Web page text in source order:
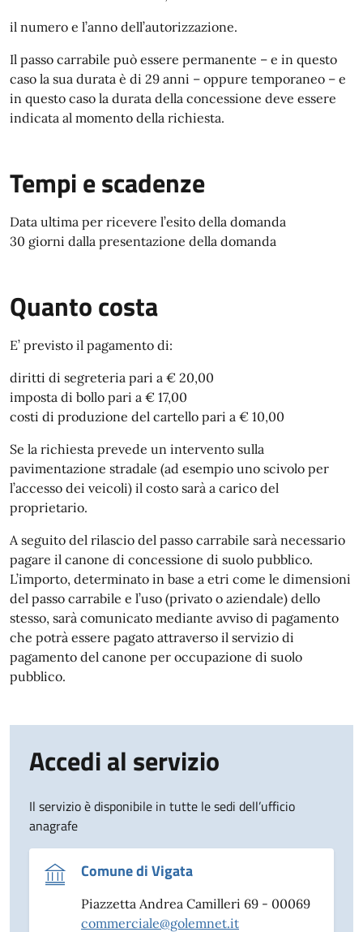
il numero e l’anno dell’autorizzazione.
Il passo carrabile può essere permanente – e in questo
caso la sua durata è di 29 anni – oppure temporaneo – e
in questo caso la durata della concessione deve essere
indicata al momento della richiesta.
Tempi e scadenze
Data ultima per ricevere l’esito della domanda
30 giorni dalla presentazione della domanda
Quanto costa
E’ previsto il pagamento di:
diritti di segreteria pari a € 20,00
imposta di bollo pari a € 17,00
costi di produzione del cartello pari a € 10,00
Se la richiesta prevede un intervento sulla
pavimentazione stradale (ad esempio uno scivolo per
l’accesso dei veicoli) il costo sarà a carico del
proprietario.
A seguito del rilascio del passo carrabile sarà necessario
pagare il canone di concessione di suolo pubblico.
L’importo, determinato in base a etri come le dimensioni
del passo carrabile e l’uso (privato o aziendale) dello
stesso, sarà comunicato mediante avviso di pagamento
che potrà essere pagato attraverso il servizio di
pagamento del canone per occupazione di suolo
pubblico.
Accedi al servizio
Il servizio è disponibile in tutte le sedi dell’ufficio
anagrafe
Comune di Vigata
Piazzetta Andrea Camilleri 69 - 00069
commerciale@golemnet.it